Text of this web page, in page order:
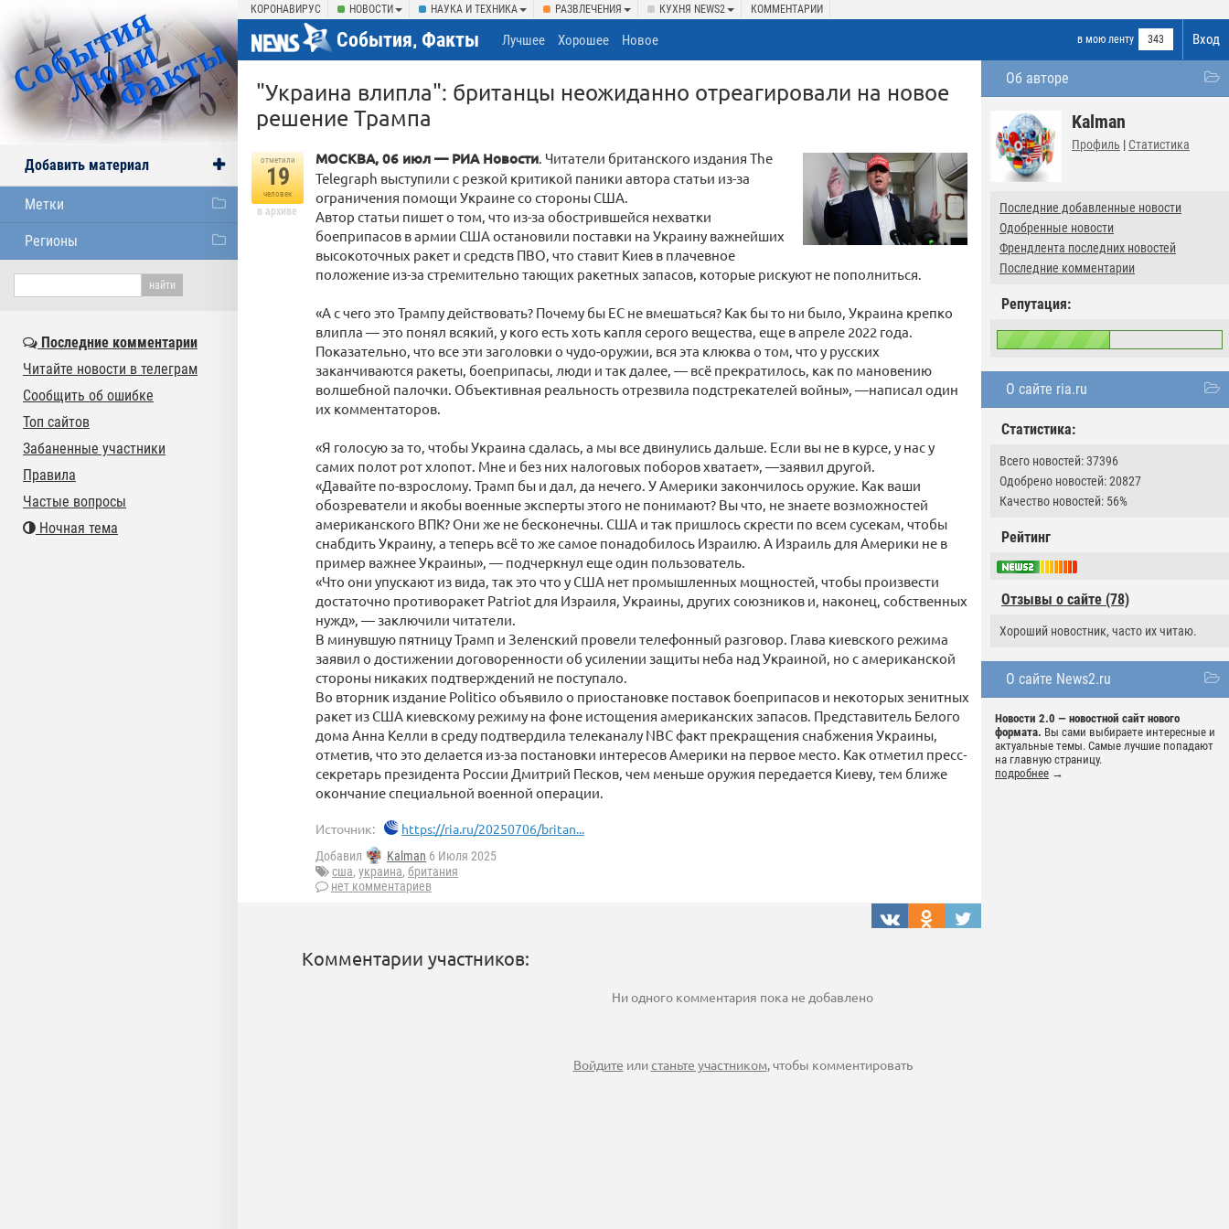
КОРОНАВИРУС НОВОСТИ НАУКА И ТЕХНИКА РАЗВЛЕЧЕНИЯ КУХНЯ NEWS2 КОММЕНТАРИИ
Вход
События, Факты в мою ленту 343
Лучшее Хорошее Новое
Об авторе
Kalman
Профиль | Статистика
Последние добавленные новости
Одобренные новости
Френдлента последних новостей
Последние комментарии
Репутация:
О сайте ria.ru
Статистика:
Всего новостей: 37396
Одобрено новостей: 20827
Качество новостей: 56%
Рейтинг
Отзывы о сайте (78)
Хороший новостник, часто их читаю.
О сайте News2.ru
Новости 2.0 — новостной сайт нового
формата. Вы сами выбираете интересные и
актуальные темы. Самые лучшие попадают
на главную страницу.
подробнее →
"Украина влипла": британцы неожиданно отреагировали на новое
решение Трампа
отметили
19
человек
в архиве
МОСКВА, 06 июл — РИА Новости. Читатели британского издания The
Telegraph выступили с резкой критикой паники автора статьи из-за
ограничения помощи Украине со стороны США.
Автор статьи пишет о том, что из-за обострившейся нехватки
боеприпасов в армии США остановили поставки на Украину важнейших
высокоточных ракет и средств ПВО, что ставит Киев в плачевное
положение из-за стремительно тающих ракетных запасов, которые рискуют не пополниться.
«А с чего это Трампу действовать? Почему бы ЕС не вмешаться? Как бы то ни было, Украина крепко
влипла — это понял всякий, у кого есть хоть капля серого вещества, еще в апреле 2022 года.
Показательно, что все эти заголовки о чудо-оружии, вся эта клюква о том, что у русских
заканчиваются ракеты, боеприпасы, люди и так далее, — всё прекратилось, как по мановению
волшебной палочки. Объективная реальность отрезвила подстрекателей войны», —написал один
их комментаторов.
«Я голосую за то, чтобы Украина сдалась, а мы все двинулись дальше. Если вы не в курсе, у нас у
самих полот рот хлопот. Мне и без них налоговых поборов хватает», —заявил другой.
«Давайте по-взрослому. Трамп бы и дал, да нечего. У Америки закончилось оружие. Как ваши
обозреватели и якобы военные эксперты этого не понимают? Вы что, не знаете возможностей
американского ВПК? Они же не бесконечны. США и так пришлось скрести по всем сусекам, чтобы
снабдить Украину, а теперь всё то же самое понадобилось Израилю. А Израиль для Америки не в
пример важнее Украины», — подчеркнул еще один пользователь.
«Что они упускают из вида, так это что у США нет промышленных мощностей, чтобы произвести
достаточно противоракет Patriot для Израиля, Украины, других союзников и, наконец, собственных
нужд», — заключили читатели.
В минувшую пятницу Трамп и Зеленский провели телефонный разговор. Глава киевского режима
заявил о достижении договоренности об усилении защиты неба над Украиной, но с американской
стороны никаких подтверждений не поступало.
Во вторник издание Politico объявило о приостановке поставок боеприпасов и некоторых зенитных
ракет из США киевскому режиму на фоне истощения американских запасов. Представитель Белого
дома Анна Келли в среду подтвердила телеканалу NBC факт прекращения снабжения Украины,
отметив, что это делается из-за постановки интересов Америки на первое место. Как отметил пресс-
секретарь президента России Дмитрий Песков, чем меньше оружия передается Киеву, тем ближе
окончание специальной военной операции.
Источник: https://ria.ru/20250706/britan...
Добавил Kalman 6 Июля 2025
сша, украина, британия
нет комментариев
Комментарии участников:
Ни одного комментария пока не добавлено
Войдите илистаньте участником, чтобы комментировать
Добавить материал
Метки
Регионы
Последние комментарии
Читайте новости в телеграм
Сообщить об ошибке
Топ сайтов
Забаненные участники
Правила
Частые вопросы
Ночная тема